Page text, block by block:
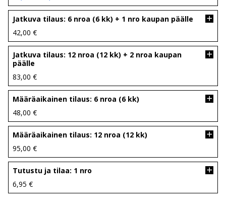
hinta
oli:
48,40 €.
hinta
on:
29,90 €.
Jatkuva tilaus: 6 nroa (6 kk) + 1 nro kaupan päälle
42,00 €
Jatkuva tilaus: 12 nroa (12 kk) + 2 nroa kaupan
päälle
83,00 €
Määräaikainen tilaus: 6 nroa (6 kk)
48,00 €
Määräaikainen tilaus: 12 nroa (12 kk)
95,00 €
Tutustu ja tilaa: 1 nro
6,95 €